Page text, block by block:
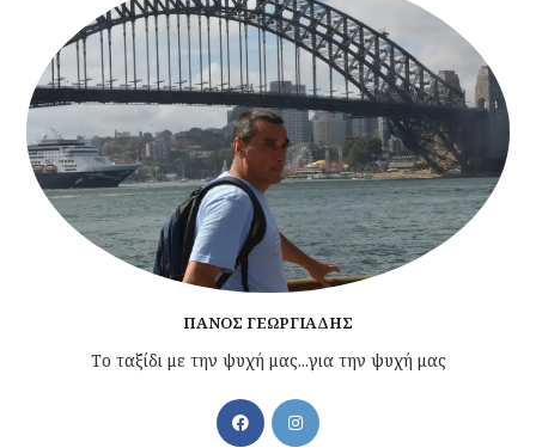
ΠΆΝΟΣ ΓΕΩΡΓΙΆΔΗΣ
Το ταξίδι με την ψυχή μας...για την ψυχή μας